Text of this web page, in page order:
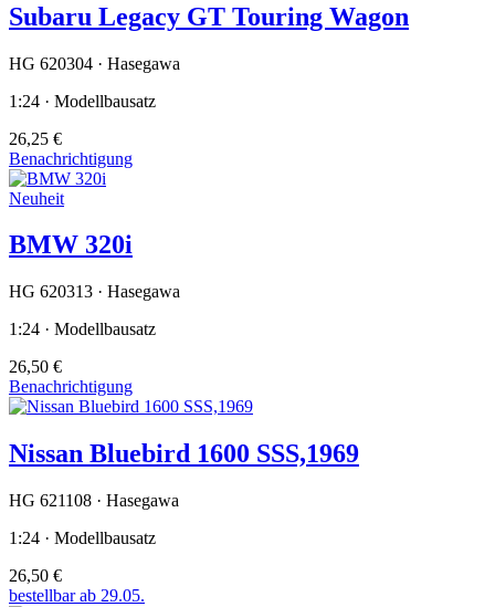
Subaru Legacy GT Touring Wagon
HG 620304 · Hasegawa
1:24 · Modellbausatz
26,25 €
Benachrichtigung
Neuheit
BMW 320i
HG 620313 · Hasegawa
1:24 · Modellbausatz
26,50 €
Benachrichtigung
Nissan Bluebird 1600 SSS,1969
HG 621108 · Hasegawa
1:24 · Modellbausatz
26,50 €
bestellbar ab 29.05.